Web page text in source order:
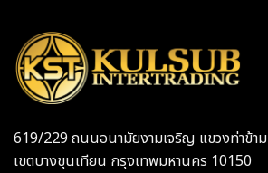
619/229 ถนนอนามัยงามเจริญ แขวงท่าข้าม
เขตบางขุนเทียน กรุงเทพมหานคร 10150